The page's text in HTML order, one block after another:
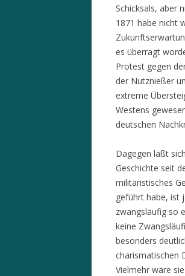
Schicksals, aber
1871 habe nicht
es überragt
Protest gegen
der Nutznießer
extreme
Westens
deutschen
Dagegen läßt
Geschichte seit
militaristisches
geführt habe, ist
zwangsläufig so
keine
besonders
charismatischen
Vielmehr wäre